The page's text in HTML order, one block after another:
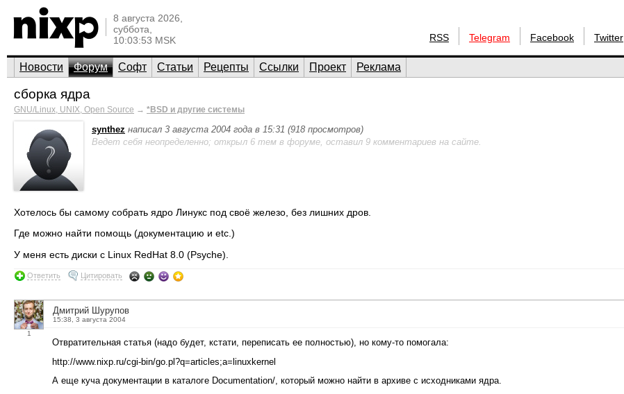
8 августа 2026,
суббота,
10:03:53 MSK
RSS Telegram Facebook Twitter
Новости Форум Софт Статьи Рецепты Ссылки Проект Реклама
сборка ядра
GNU/Linux, UNIX, Open Source → *BSD и другие системы
synthez написал 3 августа 2004 года в 15:31 (918 просмотров)
Ведет себя неопределенно; открыл 6 тем в форуме, оставил 9 комментариев на сайте.
Хотелось бы самому собрать ядро Линукс под своё железо, без лишних дров.
Где можно найти помощь (документацию и etc.)
У меня есть диски с Linux RedHat 8.0 (Psyche).
Ответить Цитировать
1
Дмитрий Шурупов
15:38, 3 августа 2004
Отвратительная статья (надо будет, кстати, переписать ее полностью), но кому-то помогала:
http://www.nixp.ru/cgi-bin/go.pl?q=articles;a=linuxkernel
А еще куча документации в каталоге Documentation/, который можно найти в архиве с исходниками ядра.